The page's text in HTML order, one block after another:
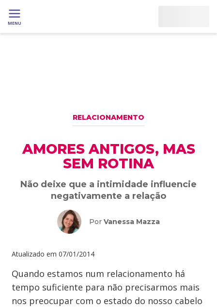
MENU
RELACIONAMENTO
AMORES ANTIGOS, MAS
SEM ROTINA
Não deixe que a intimidade influencie
negativamente a relação
Por Vanessa Mazza
Atualizado em 07/01/2014
Quando estamos num relacionamento há
tempo suficiente para não precisarmos mais
nos preocupar com o estado do nosso cabelo